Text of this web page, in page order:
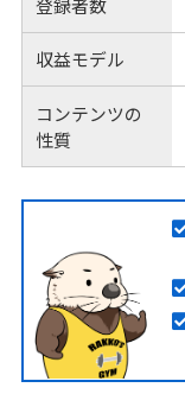
登録者数
収益モデル
コンテンツの
性質